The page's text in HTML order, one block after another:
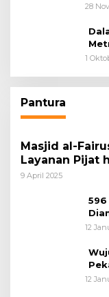
28
1
Pantura
Masjid al-
Layanan Pijat
bagi Pemudik
9 April 2025
12
12